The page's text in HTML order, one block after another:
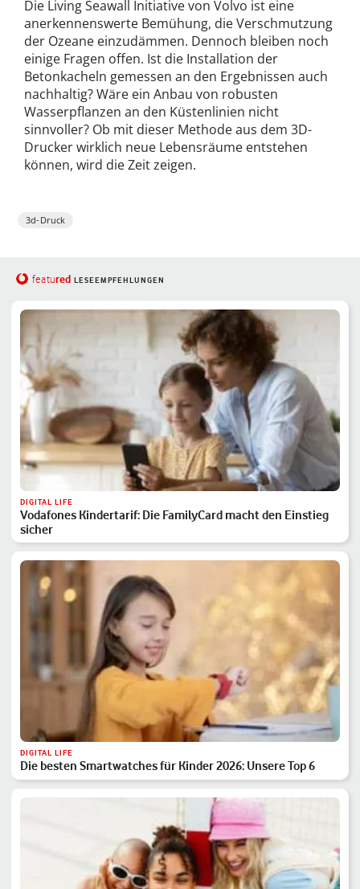
Die Living Seawall Initiative von Volvo ist eine
anerkennenswerte Bemühung, die Verschmutzung
der Ozeane einzudämmen. Dennoch bleiben noch
einige Fragen offen. Ist die Installation der
Betonkacheln gemessen an den Ergebnissen auch
nachhaltig? Wäre ein Anbau von robusten
Wasserpflanzen an den Küstenlinien nicht
sinnvoller? Ob mit dieser Methode aus dem 3D-
Drucker wirklich neue Lebensräume entstehen
können, wird die Zeit zeigen.
3d-Druck
featured LESEEMPFEHLUNGEN
DIGITAL LIFE
Vodafones Kindertarif: Die FamilyCard macht den Einstieg
sicher
DIGITAL LIFE
Die besten Smartwatches für Kinder 2026: Unsere Top 6